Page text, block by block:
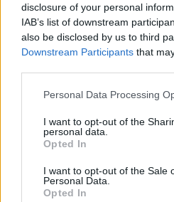
disclosure of your personal
IAB’s list of downstream
also be disclosed by us to third
Downstream Participants that
Please note that this website/app
not limited to your visit or usage
grant or deny consent to Google
use your data for below specified
consent section.
Personal Data Processing
I want to opt-out of the
personal data.
Opted In
I want to opt-out of the Sale
Personal Data.
Opted In
Khloé Kardashian: Με το
χτένισμα και caramel-
07.08.2026